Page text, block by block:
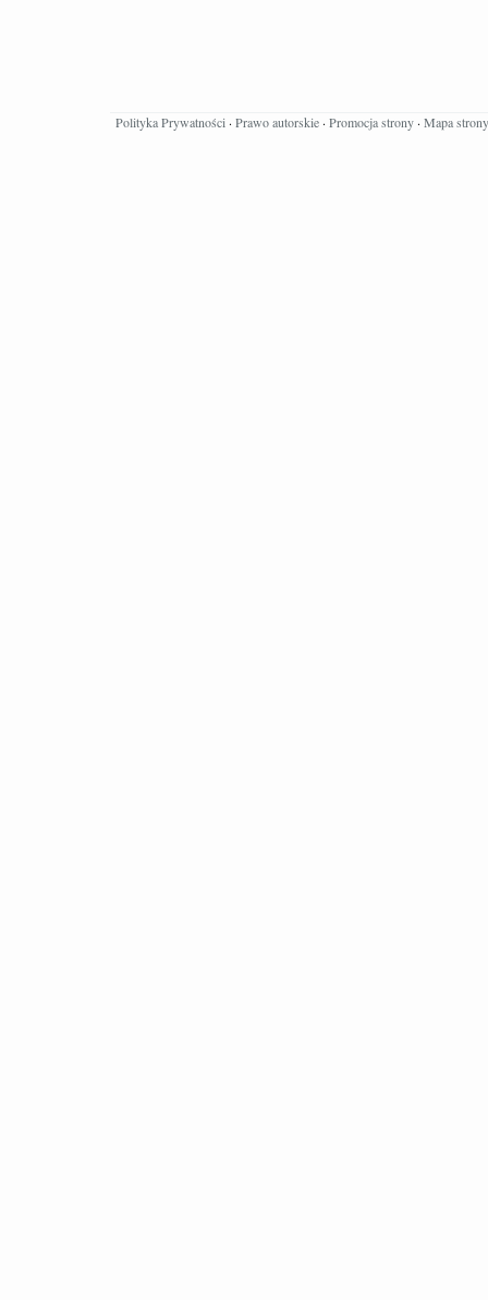
Polityka Prywatności · Prawo autorskie · Promocja strony · Mapa strony